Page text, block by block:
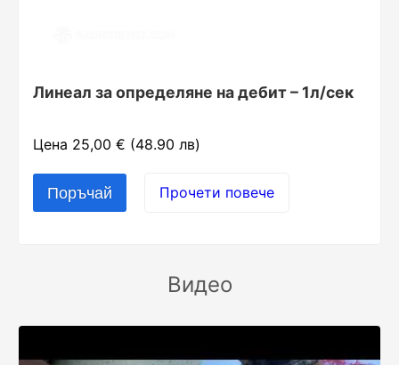
Линеал за определяне на дебит – 1л/сек
Цена 25,00 € (48.90 лв)
Прочети повече
Видео